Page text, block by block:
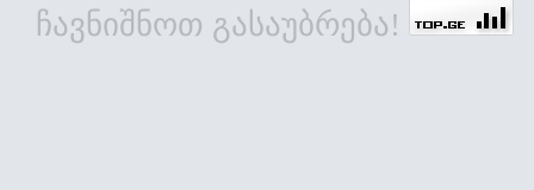
ჩავნიშნოთ გასაუბრება!